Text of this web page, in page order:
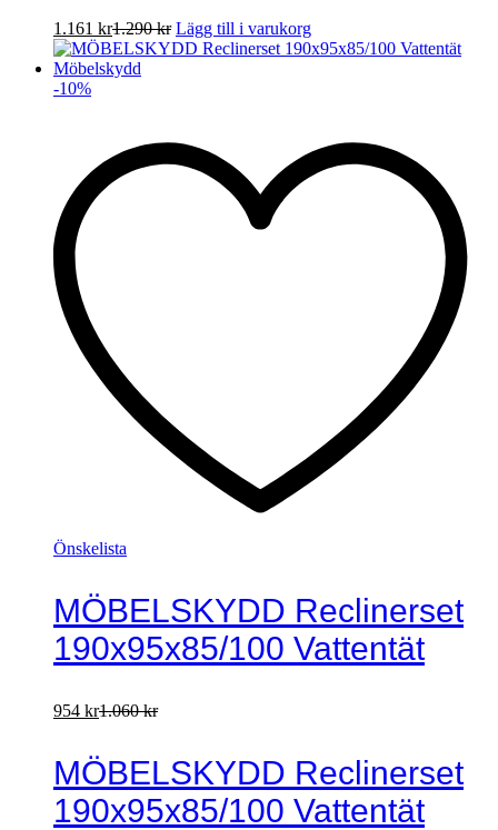
1.161 kr1.290kr Lägg till i varukorg
-10%
Önskelista
MÖBELSKYDD Reclinerset
190x95x85/100 Vattentät
954 kr1.060kr
MÖBELSKYDD Reclinerset
190x95x85/100 Vattentät